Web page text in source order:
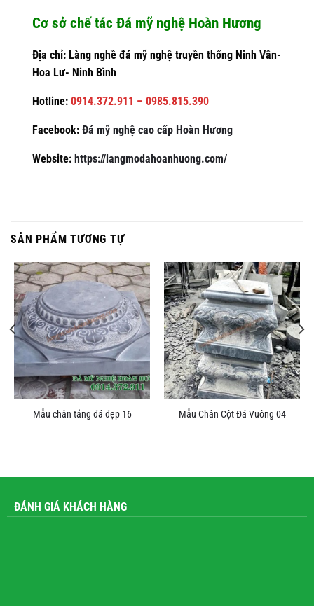
Cơ sở chế tác Đá mỹ nghệ Hoàn Hương
Địa chỉ: Làng nghề đá mỹ nghệ truyền thống Ninh Vân-
Hoa Lư- Ninh Bình
Hotline: 0914.372.911 – 0985.815.390
Facebook: Đá mỹ nghệ cao cấp Hoàn Hương
Website: https://langmodahoanhuong.com/
SẢN PHẨM TƯƠNG TỰ
Mẫu chân tảng đá đẹp 16 Mẫu Chân Cột Đá Vuông 04
ĐÁNH GIÁ KHÁCH HÀNG